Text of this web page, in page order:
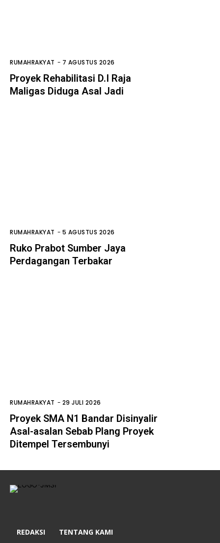
RUMAHRAKYAT - 7 AGUSTUS 2026
Proyek Rehabilitasi D.I Raja
Maligas Diduga Asal Jadi
RUMAHRAKYAT - 5 AGUSTUS 2026
Ruko Prabot Sumber Jaya
Perdagangan Terbakar
RUMAHRAKYAT - 29 JULI 2026
Proyek SMA N1 Bandar Disinyalir
Asal-asalan Sebab Plang Proyek
Ditempel Tersembunyi
REDAKSI TENTANG KAMI